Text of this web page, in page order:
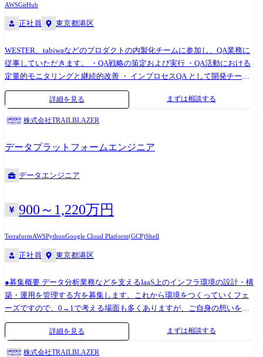
イン構築・運用) インフラ / DevOps ・Docker / Terraform(IaCによる環境構
VS Code / Claude Code / GitHub Copilot
AWSGitHub
正社員 東京都港区
WESTER、tabiwaなどのプロダクトの内製化チームに参加し、QA業務に
従事していただきます。 ・QA戦略の策定および実行 ・QA活動における
定量的モニタリングと継続的改善 ・ インプロセスQA として開発チーム
に内包される形での品質保証推進 ・一連のテストプロセス(テスト計画・
テスト分析・テスト設計・テスト実装・テスト実行・テスト完了)
詳細を見る まずは相談する
株式会社TRAILBLAZER
データプラットフォームエンジニア
データエンジニア
900～1,220万円
TerraformAWSPythonGoogle Cloud Platform(GCP)Shell
正社員 東京都港区
●募集概要 データ分析業務などを支えるIaaS上のインフラ環境の設計・構
築・運用を管理する方を募集します。これから環境をつくっていくフェ
ーズですので、0→1で考える場面も多くありますが、ご自身の想いを形
にできる業務です。まずは分析環境中心となりますが、将来的にはクラ
ウドを使って業務の在り方を変えるような提案なども期待します。ま
た、アプリ開発環境やサンドボックス環境の設計・構築・運用もスコー
詳細を見る まずは相談する
株式会社TRAILBLAZER